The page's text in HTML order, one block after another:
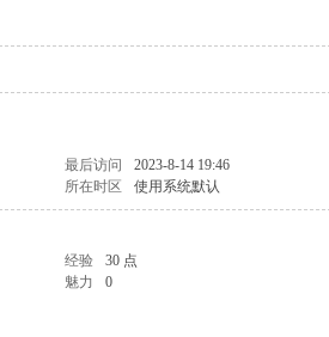
最后访问
2023-8-14 19:46
所在时区 使用系统默认
经验
30 点
魅力
0